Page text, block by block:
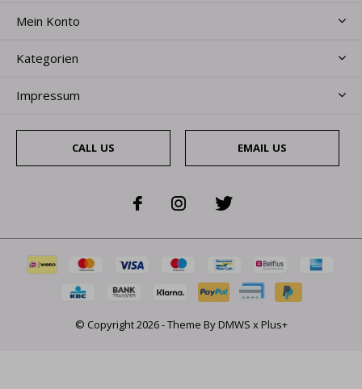
Mein Konto
Kategorien
Impressum
CALL US EMAIL US
© Copyright2026- Theme ByDMWS xPlus+